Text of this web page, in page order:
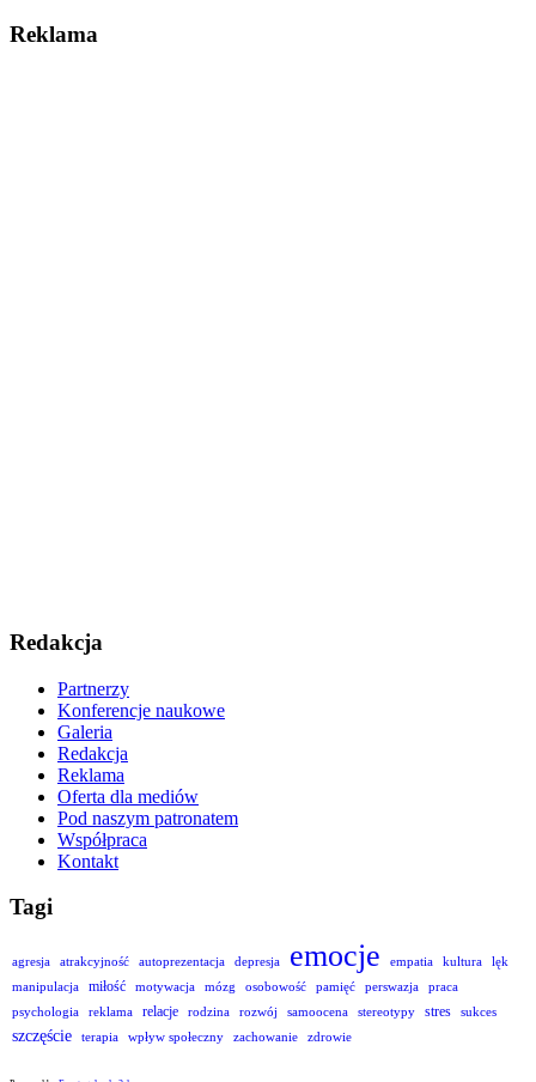
Reklama
Redakcja
Partnerzy
Konferencje naukowe
Galeria
Redakcja
Reklama
Oferta dla mediów
Pod naszym patronatem
Współpraca
Kontakt
Tagi
agresja atrakcyjność autoprezentacja depresja emocje empatia kultura
lęk
manipulacja
miłość motywacja mózg osobowość pamięć perswazja
praca
psychologia
reklama relacje rodzina rozwój samoocena stereotypy stres sukces
szczęście terapia wpływ społeczny zachowanie zdrowie